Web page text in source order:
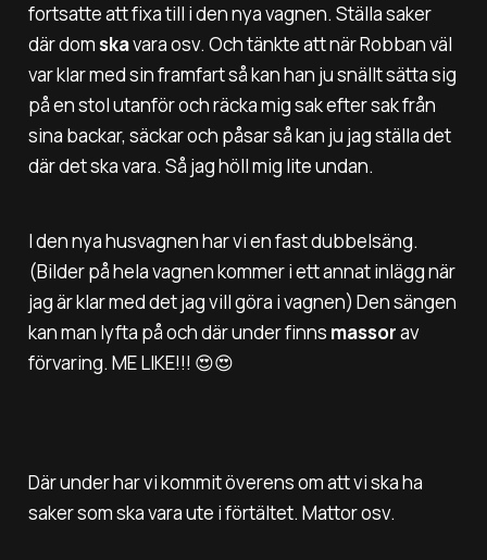
fortsatte att fixa till i den nya vagnen. Ställa saker
där domskavara osv. Och tänkte att när Robban väl
var klar med sin framfart så kan han ju snällt sätta sig
på en stol utanför och räcka mig sak efter sak från
sina backar, säckar och påsar så kan ju jag ställa det
där det ska vara. Så jag höll mig lite undan.
I den nya husvagnen har vi en fast dubbelsäng.
(Bilder på hela vagnen kommer i ett annat inlägg när
jag är klar med det jag vill göra i vagnen) Den sängen
kan man lyfta på och där under finns massorav
förvaring. ME LIKE!!! 😍😍
Där under har vi kommit överens om att vi ska ha
saker som ska vara ute i förtältet. Mattor osv.